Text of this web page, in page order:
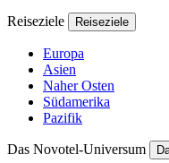
Reiseziele Reiseziele
Europa
Asien
Naher Osten
Südamerika
Pazifik
Das Novotel-Universum